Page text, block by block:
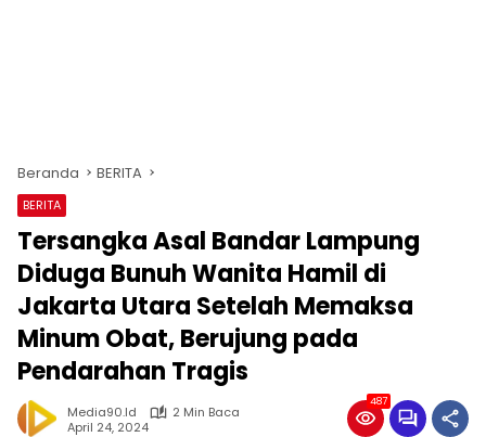
Beranda BERITA
BERITA
Tersangka Asal Bandar Lampung
Diduga Bunuh Wanita Hamil di
Jakarta Utara Setelah Memaksa
Minum Obat, Berujung pada
Pendarahan Tragis
Media90.id
2 Min Baca
April 24, 2024
487